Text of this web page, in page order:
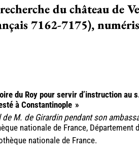
du châ­­­­teau de
7162-7175),
du Roy pour servir d’instruction au
à Constantinople »
de M. de Girardin pendant son
nationale de France, Département
nationale de France.